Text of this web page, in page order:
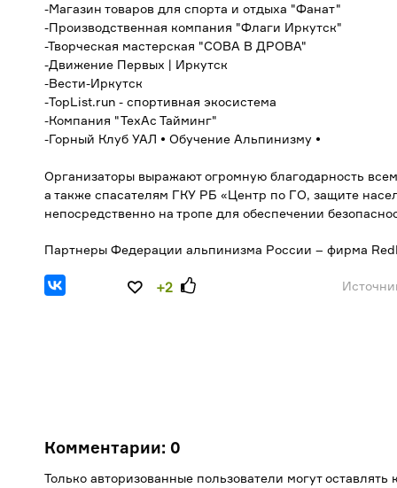
-Магазин товаров для спорта и отдыха "Фанат"
-Производственная компания "Флаги Иркутск"
-Творческая мастерская "СОВА В ДРОВА"
-Движение Первых | Иркутск
-Вести-Иркутск
-TopList.run - спортивная экосистема
-Компания "ТехАс Тайминг"
-Горный Клуб УАЛ • Обучение Альпинизму •
Организаторы выражают огромную благодарность
а также спасателям ГКУ РБ «Центр по ГО, защите
непосредственно на тропе для обеспечении
Партнеры Федерации альпинизма России – фирма
+2
Комментарии: 0
Только авторизованные пользователи могут